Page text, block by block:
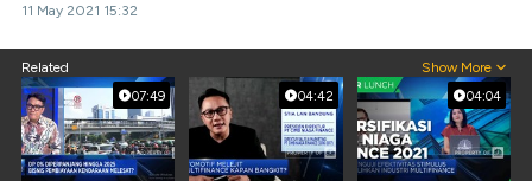
11 May 2021 15:32
Related Show More
07:49 04:42 04:04